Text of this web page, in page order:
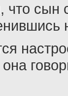
что сын